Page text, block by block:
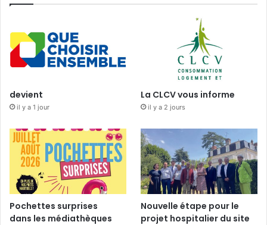
devient
il y a 1 jour
La CLCV vous informe
il y a 2 jours
Pochettes surprises
dans les médiathèques
Nouvelle étape pour le
projet hospitalier du site